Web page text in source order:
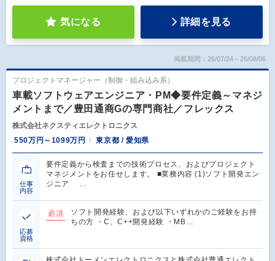
気になる 詳細を見る
掲載期間：26/07/24～26/08/06
プロジェクトマネージャー（制御・組み込み系）
車載ソフトウェアエンジニア・PM◆要件定義～マネジ
メントまで／豊田通商Gの専門商社／フレックス
株式会社ネクスティエレクトロニクス
550万円～1099万円
東京都 / 愛知県
仕事
内容
要件定義から検査までの技術プロセス、およびプロジェクト
マネジメントをお任せします。 ■業務内容 (1)ソフト開発エン
ジニア …
応募
資格
必須
ソフト開発経験、および以下いずれかのご経験をお持
ちの方 ・C、C++開発経験 ・MB…